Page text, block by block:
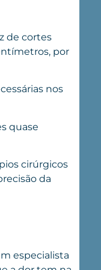
de cortes
por
nos
quase
cirúrgicos
da
especialista